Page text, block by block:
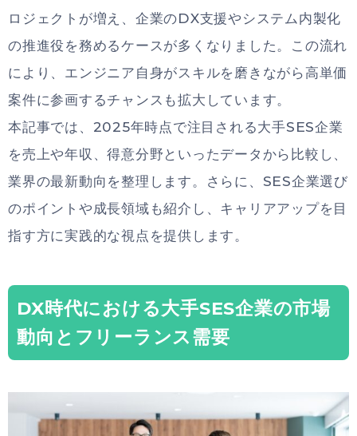
ロジェクトが増え、企業のDX支援やシステム内製化
の推進役を務めるケースが多くなりました。この流れ
により、エンジニア自身がスキルを磨きながら高単価
案件に参画するチャンスも拡大しています。
本記事では、2025年時点で注目される大手SES企業
を売上や年収、得意分野といったデータから比較し、
業界の最新動向を整理します。さらに、SES企業選び
のポイントや成長領域も紹介し、キャリアアップを目
指す方に実践的な視点を提供します。
DX時代における大手SES企業の市場
動向とフリーランス需要